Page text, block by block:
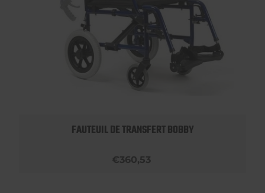
FAUTEUIL DE TRANSFERT BOBBY
€360,53